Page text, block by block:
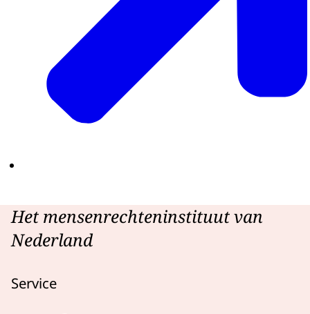
Het mensenrechteninstituut van
Nederland
Service